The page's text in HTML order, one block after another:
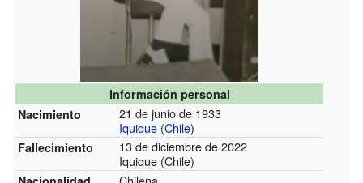
Información personal
Nacimiento
21 de junio de 1933
Iquique (Chile)
Fallecimiento
13 de diciembre de 2022
Iquique (Chile)